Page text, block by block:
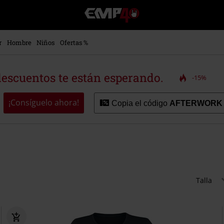
EMP
-
Música,
Merch
Ropa
Alternativa
Hombre Niños Ofertas %
te están esperando. -15%
¡Consíguelo ahora! Copia el código AFTERWORK
Talla